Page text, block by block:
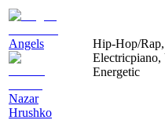
Angels
Nazar
Hrushko
Hip-Hop/
Electricpiano,
Energetic